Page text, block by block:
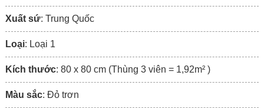
Xuất sứ: Trung Quốc
Loại: Loại 1
Kích thước: 80 x 80 cm (Thùng 3 viên = 1,92m² )
Màu sắc: Đỏ trơn